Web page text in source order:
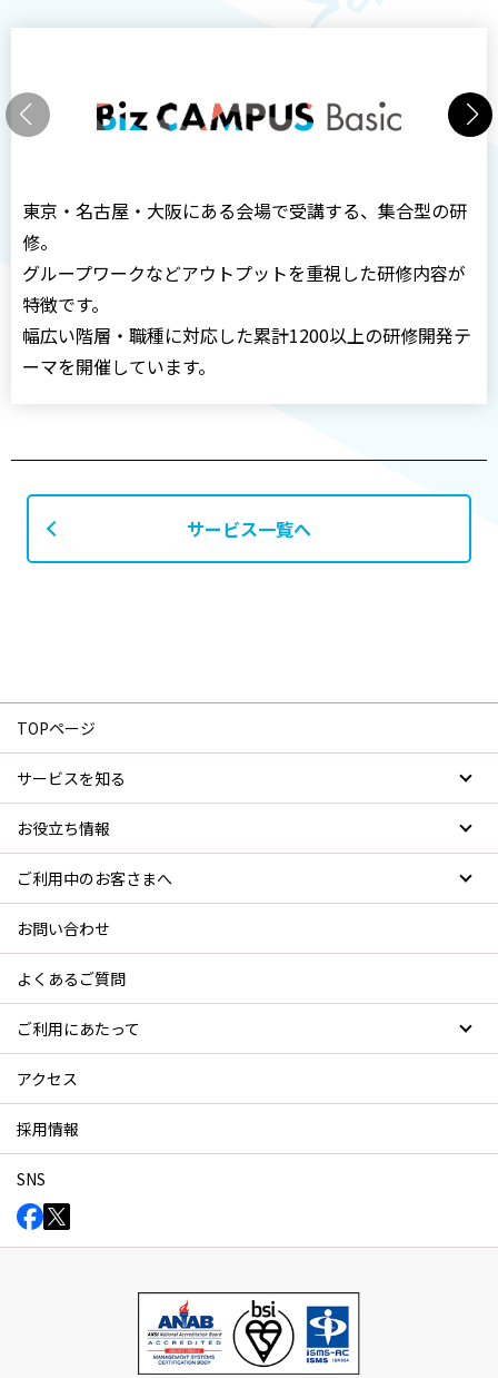
お客様は、研修をキャンセルする場合、研修日の7日前
続きを行うものとします。
同業の方のお申込みはご遠慮させていただきます。
ALL DIFFERENT サービス利用規約
東京・名古屋・大阪にある会場で受講する、集合型の研
修。
グループワークなどアウトプットを重視した研修内容が
特徴です。
幅広い階層・職種に対応した累計1200以上の研修開発テ
ーマを開催しています。
サービス一覧へ
TOPページ
サービスを知る
お役立ち情報
ご利用中のお客さまへ
お問い合わせ
よくあるご質問
ご利用にあたって
アクセス
採用情報
SNS